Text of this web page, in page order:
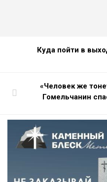
Куда пойти в
«Человек же
Гомельчанин